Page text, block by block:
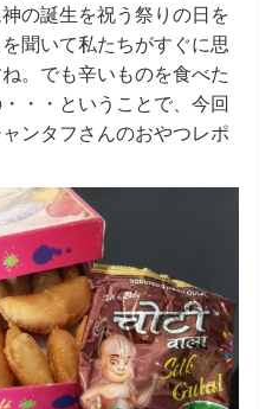
の誕生を祝う祭りの日を
聞いて私たちがすぐに思
。でも辛いものを食べた
・・ということで、今回
ンタフさんのおやつレポ